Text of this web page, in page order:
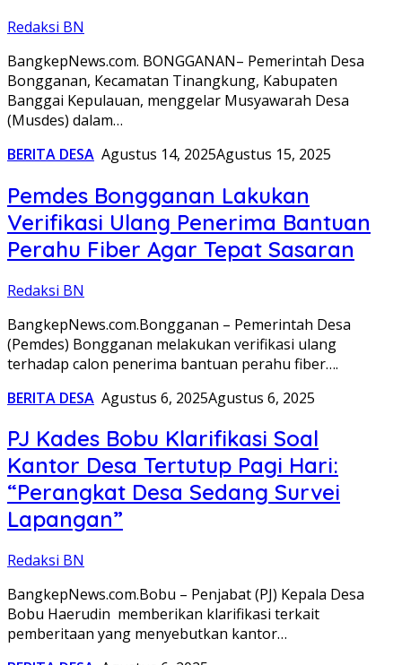
Redaksi BN
BangkepNews.com. BONGGANAN– Pemerintah Desa
Bongganan, Kecamatan Tinangkung, Kabupaten
Banggai Kepulauan, menggelar Musyawarah Desa
(Musdes) dalam…
BERITA DESA Agustus 14, 2025Agustus 15, 2025
Pemdes Bongganan Lakukan
Verifikasi Ulang Penerima Bantuan
Perahu Fiber Agar Tepat Sasaran
Redaksi BN
BangkepNews.com.Bongganan – Pemerintah Desa
(Pemdes) Bongganan melakukan verifikasi ulang
terhadap calon penerima bantuan perahu fiber….
BERITA DESA Agustus 6, 2025Agustus 6, 2025
PJ Kades Bobu Klarifikasi Soal
Kantor Desa Tertutup Pagi Hari:
“Perangkat Desa Sedang Survei
Lapangan”
Redaksi BN
BangkepNews.com.Bobu – Penjabat (PJ) Kepala Desa
Bobu Haerudin memberikan klarifikasi terkait
pemberitaan yang menyebutkan kantor…